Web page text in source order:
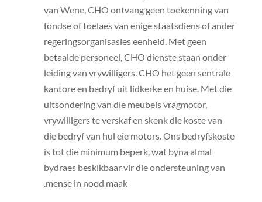
van Wene, CHO ontvang geen toekenning van
fondse of toelaes van enige staatsdiens of ander
regeringsorganisasies eenheid. Met geen
betaalde personeel, CHO dienste staan ​​onder
leiding van vrywilligers. CHO het geen sentrale
kantore en bedryf uit lidkerke en huise. Met die
uitsondering van die meubels vragmotor,
vrywilligers te verskaf en skenk die koste van
die bedryf van hul eie motors. Ons bedryfskoste
is tot die minimum beperk, wat byna almal
bydraes beskikbaar vir die ondersteuning van
mense in nood maak.